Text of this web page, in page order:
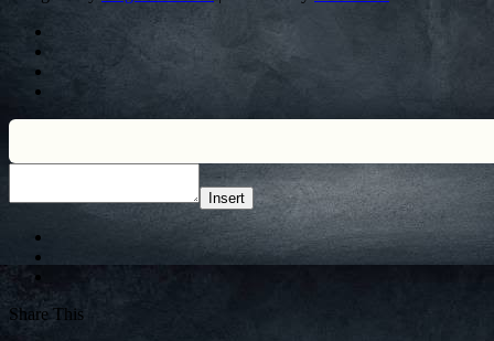
Insert
Share This